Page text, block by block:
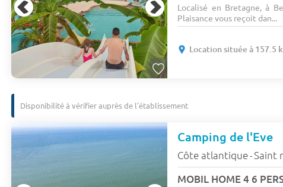
Localisé en Bretagne, à
Plaisance vous reçoit dan...
Location située à 157.5
Disponibilité à vérifier auprès de l'établissement
Camping de l'Eve
Côte atlantique-Saint
MOBIL HOME 4 6